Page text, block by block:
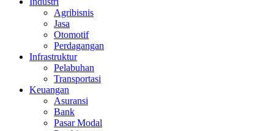
Agribisnis
Jasa
Otomotif
Perdagangan
Infrastruktur
Pelabuhan
Transportasi
Keuangan
Asuransi
Bank
Pasar Modal